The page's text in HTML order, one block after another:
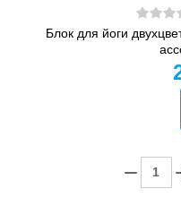
Блок для йоги